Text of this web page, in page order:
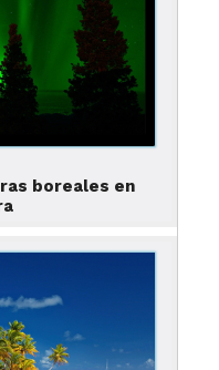
boreales en